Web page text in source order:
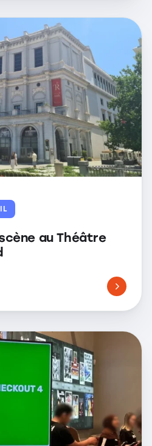
au Théâtre